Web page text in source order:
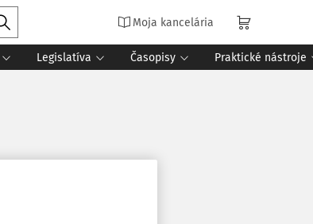
Moja kancelária
Legislatíva Časopisy Praktické nástroje